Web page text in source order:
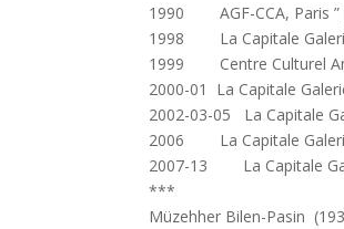
1990 AGF-CCA, Paris ”
1998 La Capitale
1999 Centre Culturel
2000-01 La Capitale
2002-03-05 La Capitale
2006 La Capitale
2007-13 La Capitale
***
Müzehher Bilen-Pasin